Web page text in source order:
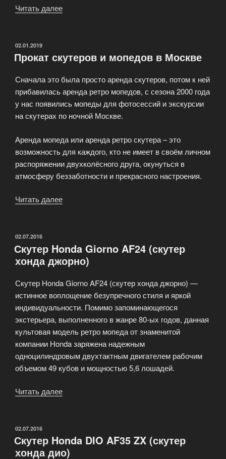
Читать далее
новых
ОПУБЛИКОВАНО
02.01.2019
Прокат скутеров и мопедов в Москве
Сначала это была просто аренда скутеров, потом к ней
прибавилась аренда ретро мопедов, с сезона 2000 года
у нас появились мопеды для фотосессий и экскурсии
на скутерах по ночной Москве.
Аренда мопеда или аренда ретро скутера – это
возможность для каждого, кто не имеет в своём личном
распоряжении двухколёсного друга, окунуться в
атмосферу беззаботности и прекрасного настроения.
Читать далее
в
Москве»
ОПУБЛИКОВАНО
02.07.2016
Скутер Honda Giorno AF24 (скутер
хонда джорно)
Скутер Honda Giorno AF24 (скутер хонда джорно) —
истинное воплощение безупречного стиля и яркой
индивидуальности. Помимо запоминающегося
экстерьера, выполненного в жанре 80-ых годов, данная
культовая модель ретро мопеда от знаменитой
компании Honda заряжена надежным
одноцилиндровым двухтактным двигателем рабочим
объемом 49 кубов и мощностью 5,6 лошадей.
Читать далее
(скутер
хонда
ОПУБЛИКОВАНО
02.07.2016
Скутер Honda DIO AF35 ZX (скутер
хонда дио)